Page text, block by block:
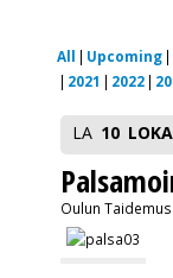
All Upcoming
2021
2022
LA 10 LOKA
Oulun